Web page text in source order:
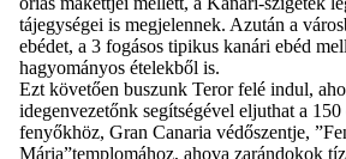
tájegységei is megjelennek. Azután a
ebédet, a 3 fogásos tipikus kanári ebéd
hagyományos ételekből is.
Ezt követően buszunk Teror felé indul,
idegenvezetőnk segítségével eljuthat a 150
fenyőkhöz, Gran Canaria védőszentje,
Mária”templomához, ahova zarándokok